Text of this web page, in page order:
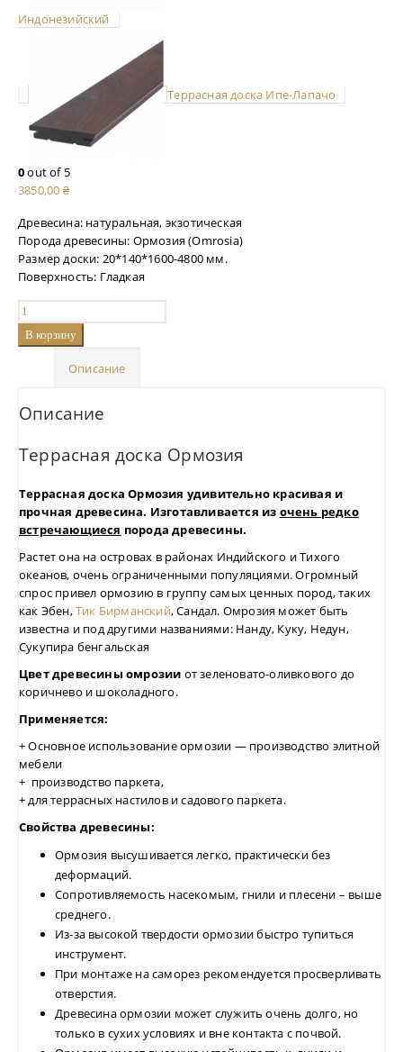
Индонезийский
Террасная доска Ипе-Лапачо
0out of 5
3850,00 ₴
Древесина: натуральная, экзотическая
Порода древесины: Ормозия (Omrosia)
Размер доски: 20*140*1600-4800 мм.
Поверхность: Гладкая
В корзину
Описание
Описание
Террасная доска Ормозия
Террасная доска Ормозия удивительно красивая и
прочная древесина. Изготавливается из очень редко
встречающиеся порода древесины.
Растет она на островах в районах Индийского и Тихого
океанов, очень ограниченными популяциями. Огромный
спрос привел ормозию в группу самых ценных пород, таких
как Эбен,Тик Бирманский, Сандал. Омрозия может быть
известна и под другими названиями: Нанду, Куку, Недун,
Сукупира бенгальская
Цвет древесины омрозии от зеленовато-оливкового до
коричнево и шоколадного.
Применяется:
+ Основное использование ормозии — производство элитной
мебели
+ производство паркета,
+ для террасных настилов и садового паркета.
Свойства древесины:
Ормозия высушивается легко, практически без
деформаций.
Сопротивляемость насекомым, гнили и плесени – выше
среднего.
Из-за высокой твердости ормозии быстро тупиться
инструмент.
При монтаже на саморез рекомендуется просверливать
отверстия.
Древесина ормозии может служить очень долго, но
только в сухих условиях и вне контакта с почвой.